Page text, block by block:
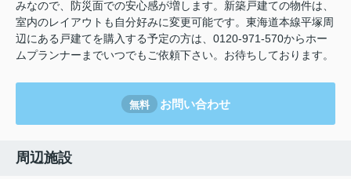
みなので、防災面での安心感が増します。新築戸建ての物件は、
室内のレイアウトも自分好みに変更可能です。東海道本線平塚周
辺にある戸建てを購入する予定の方は、0120-971-570からホー
ムプランナーまでいつでもご依頼下さい。お待ちしております。
無料 お問い合わせ
周辺施設